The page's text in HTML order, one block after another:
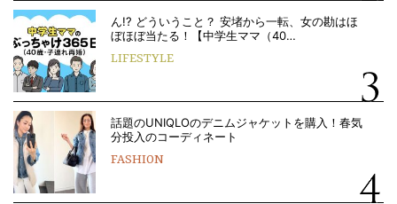
ん!? どういうこと？ 安堵から一転、女の勘はほ
ぼほぼ当たる！【中学生ママ（40…
LIFESTYLE
話題のUNIQLOのデニムジャケットを購入！春気
分投入のコーディネート
FASHION